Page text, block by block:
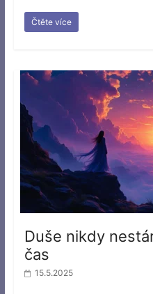
Čtěte více
Duše nikdy
čas
15.5.2025